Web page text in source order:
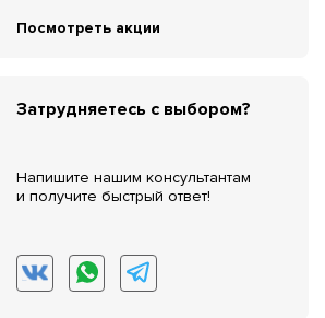
Посмотреть акции
Затрудняетесь с выбором?
Напишите нашим консультантам
и получите быстрый ответ!